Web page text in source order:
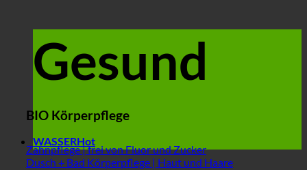
Gesund
BIO Körperpflege
Zahnpflege | frei von Fluor und Zucker
Dusch + Bad Körperpflege | Haut und Haare
WASSER